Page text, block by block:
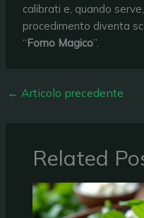
calibrati e, quando
procedimento diventa
“Forno Magico”.
← Articolo precedente
Related